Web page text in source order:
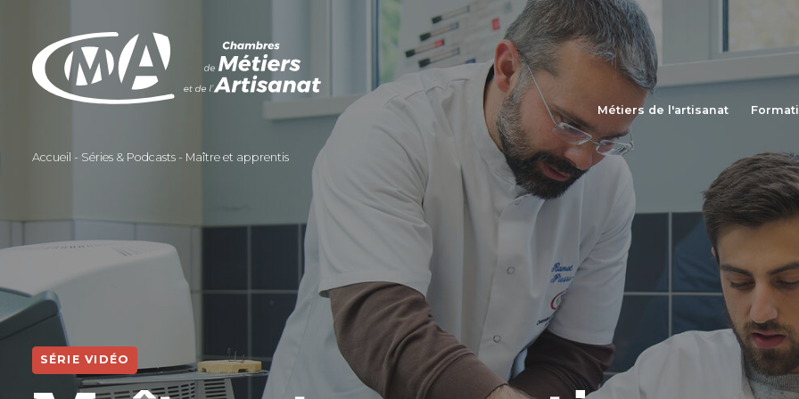
contenu
principal
Métiers de l'artisanat
Accueil Séries & Podcasts Maître et apprentis
SÉRIE VIDÉO